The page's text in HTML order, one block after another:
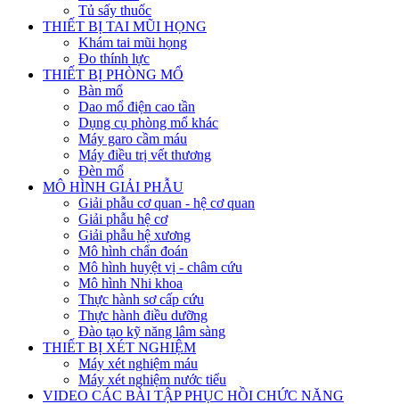
Tủ sấy thuốc
THIẾT BỊ TAI MŨI HỌNG
Khám tai mũi họng
Đo thính lực
THIẾT BỊ PHÒNG MỔ
Bàn mổ
Dao mổ điện cao tần
Dụng cụ phòng mổ khác
Máy garo cầm máu
Máy điều trị vết thương
Đèn mổ
MÔ HÌNH GIẢI PHẪU
Giải phẫu cơ quan - hệ cơ quan
Giải phẫu hệ cơ
Giải phẫu hệ xương
Mô hình chẩn đoán
Mô hình huyệt vị - châm cứu
Mô hình Nhi khoa
Thực hành sơ cấp cứu
Thực hành điều dưỡng
Đào tạo kỹ năng lâm sàng
THIẾT BỊ XÉT NGHIỆM
Máy xét nghiệm máu
Máy xét nghiệm nước tiểu
VIDEO CÁC BÀI TẬP PHỤC HỒI CHỨC NĂNG